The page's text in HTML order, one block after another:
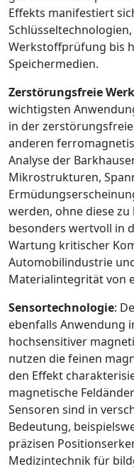
Effekts manifestiert
Werkstoffprüfung bis
Speichermedien.
Zerstörungsfreie
wichtigsten
in der
anderen
Analyse der
Mikrostrukturen,
werden, ohne diese
besonders wertvoll in
Wartung kritischer
Automobilindustrie
Materialintegrität von
Sensortechnologie:
ebenfalls Anwendung
hochsensitiver
nutzen die feinen
den Effekt
magnetische
Sensoren sind in
Bedeutung,
präzisen
Medizintechnik für